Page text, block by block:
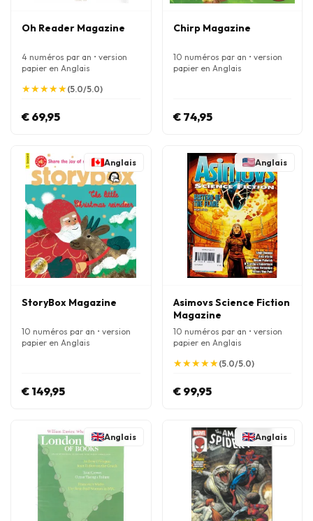
Oh Reader Magazine
4 numéros par an • version
papier en Anglais
★
★★
★★
★★
★★
★(5.0/5.0)
€ 69,95
Chirp Magazine
10 numéros par an • version
papier en Anglais
€ 74,95
Anglais
StoryBox Magazine
10 numéros par an • version
papier en Anglais
€ 149,95
Anglais
Asimovs Science Fiction
Magazine
10 numéros par an • version
papier en Anglais
★
★★
★★
★★
★★
★(5.0/5.0)
€ 99,95
Anglais Anglais